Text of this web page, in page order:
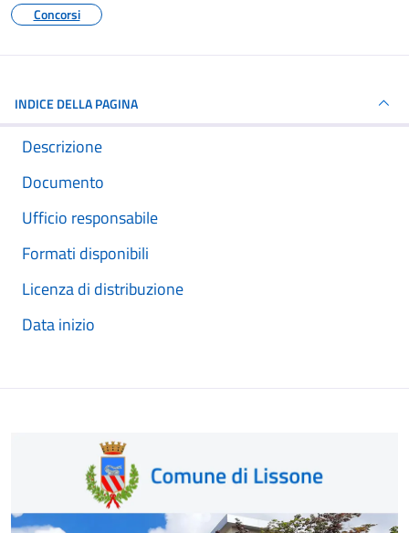
Concorsi
INDICE DELLA PAGINA
Descrizione
Documento
Ufficio responsabile
Formati disponibili
Licenza di distribuzione
Data inizio